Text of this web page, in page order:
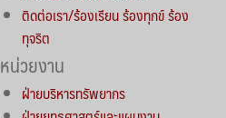
ติดต่อเรา/ร้องเรียน ร้องทุกข์ ร้อง
ทุจริต
หน่วยงาน
ฝ่ายบริหารทรัพยากร